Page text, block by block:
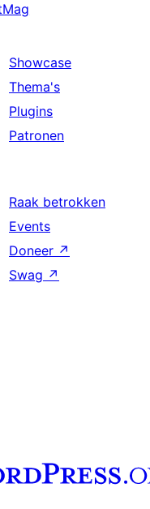
Showcase
Thema's
Plugins
Patronen
Raak betrokken
Events
Doneer ↗
Swag ↗